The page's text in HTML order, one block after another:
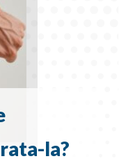
la?